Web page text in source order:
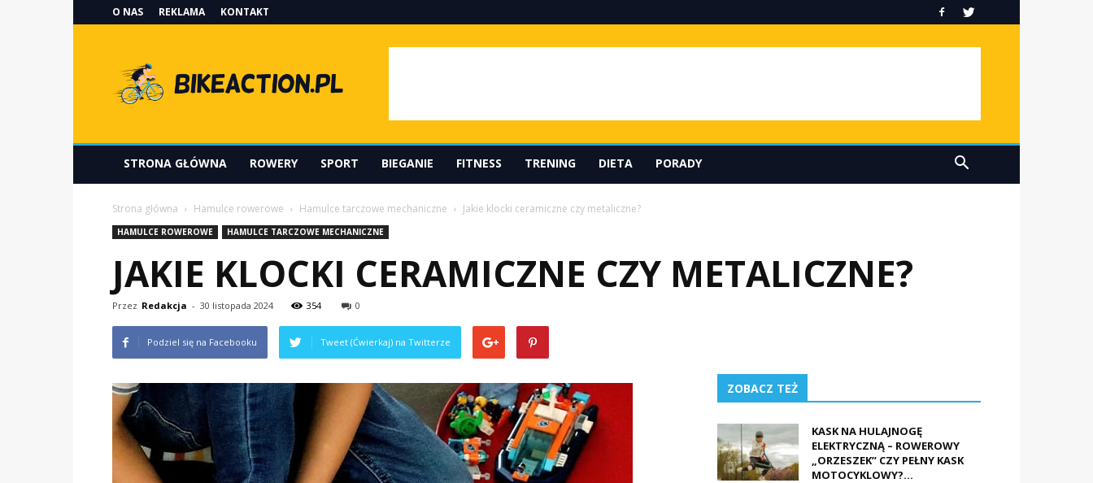
O NAS REKLAMA KONTAKT
STRONA GŁÓWNA ROWERY SPORT BIEGANIE FITNESS TRENING DIETA PORADY
Strona główna Hamulce rowerowe Hamulce tarczowe mechaniczne Jakie klocki ceramiczne czy metaliczne?
HAMULCE ROWEROWE HAMULCE TARCZOWE MECHANICZNE
JAKIE KLOCKI CERAMICZNE CZY METALICZNE?
Przez Redakcja - 30 listopada 2024 354 0
Podziel się na Facebooku Tweet (Ćwierkaj) na Twitterze
ZOBACZ TEŻ
KASK NA HULAJNOGĘ
ELEKTRYCZNĄ – ROWEROWY
„ORZESZEK” CZY PEŁNY KASK
MOTOCYKLOWY?...